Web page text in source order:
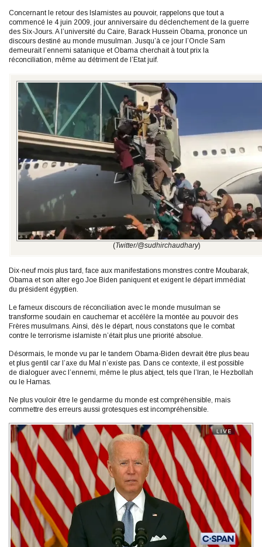
Concernant le retour des Islamistes au pouvoir, rappelons que tout a
commencé le 4 juin 2009, jour anniversaire du déclenchement de la guerre
des Six-Jours. A l’université du Caire, Barack Hussein Obama, prononce un
discours destiné au monde musulman. Jusqu’à ce jour l’Oncle Sam
demeurait l’ennemi satanique et Obama cherchait à tout prix la
réconciliation, même au détriment de l’Etat juif.
(Twitter/@sudhirchaudhary)
Dix-neuf mois plus tard, face aux manifestations monstres contre Moubarak,
Obama et son alter ego Joe Biden paniquent et exigent le départ immédiat
du président égyptien.
Le fameux discours de réconciliation avec le monde musulman se
transforme soudain en cauchemar et accélère la montée au pouvoir des
Frères musulmans. Ainsi, dès le départ, nous constatons que le combat
contre le terrorisme islamiste n’était plus une priorité absolue.
Désormais, le monde vu par le tandem Obama-Biden devrait être plus beau
et plus gentil car l’axe du Mal n’existe pas. Dans ce contexte, il est possible
de dialoguer avec l’ennemi, même le plus abject, tels que l’Iran, le Hezbollah
ou le Hamas.
Ne plus vouloir être le gendarme du monde est compréhensible, mais
commettre des erreurs aussi grotesques est incompréhensible.